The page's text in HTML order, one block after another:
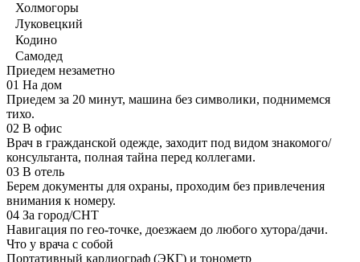
Холмогоры
Луковецкий
Кодино
Самодед
Приедем незаметно
01 На дом
Приедем за 20 минут, машина без символики, поднимемся
тихо.
02 В офис
Врач в гражданской одежде, заходит под видом знакомого/
консультанта, полная тайна перед коллегами.
03 В отель
Берем документы для охраны, проходим без привлечения
внимания к номеру.
04 За город/СНТ
Навигация по гео-точке, доезжаем до любого хутора/дачи.
Что у врача с собой
Портативный кардиограф (ЭКГ) и тонометр